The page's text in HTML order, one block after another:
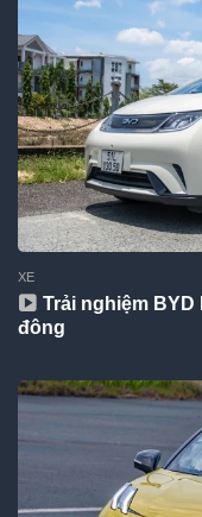
XE
Trải nghiệm
đông